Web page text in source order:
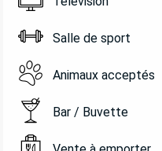
Salle de sport
Animaux acceptés
Bar / Buvette